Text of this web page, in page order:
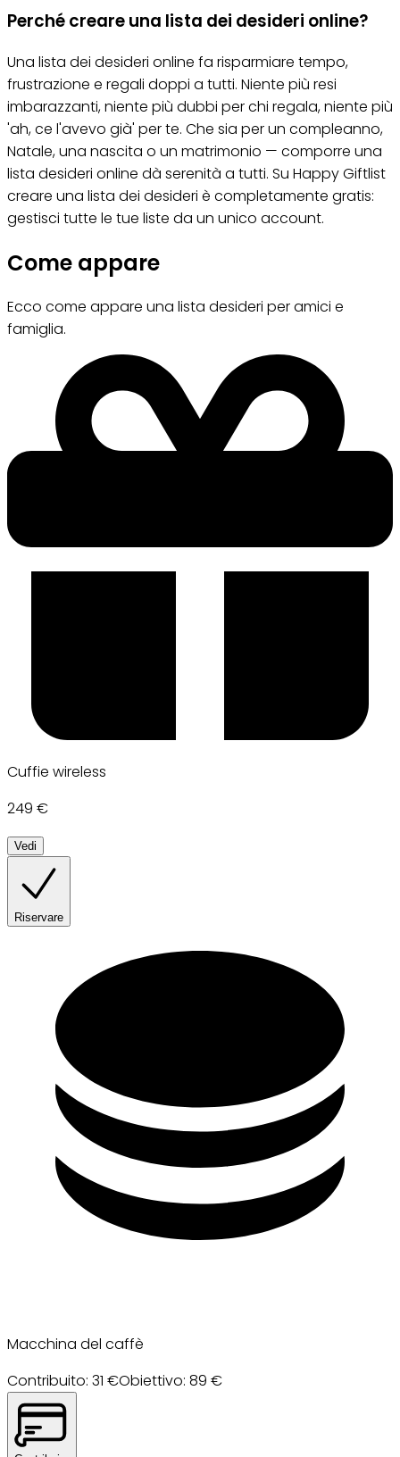
Perché creare una lista dei desideri online?
Una lista dei desideri online fa risparmiare tempo,
frustrazione e regali doppi a tutti. Niente più resi
imbarazzanti, niente più dubbi per chi regala, niente più
'ah, ce l'avevo già' per te. Che sia per un compleanno,
Natale, una nascita o un matrimonio — comporre una
lista desideri online dà serenità a tutti. Su Happy Giftlist
creare una lista dei desideri è completamente gratis:
gestisci tutte le tue liste da un unico account.
Come appare
Ecco come appare una lista desideri per amici e
famiglia.
Cuffie wireless
249 €
Vedi
Riservare
Macchina del caffè
Contribuito: 31 €Obiettivo: 89 €